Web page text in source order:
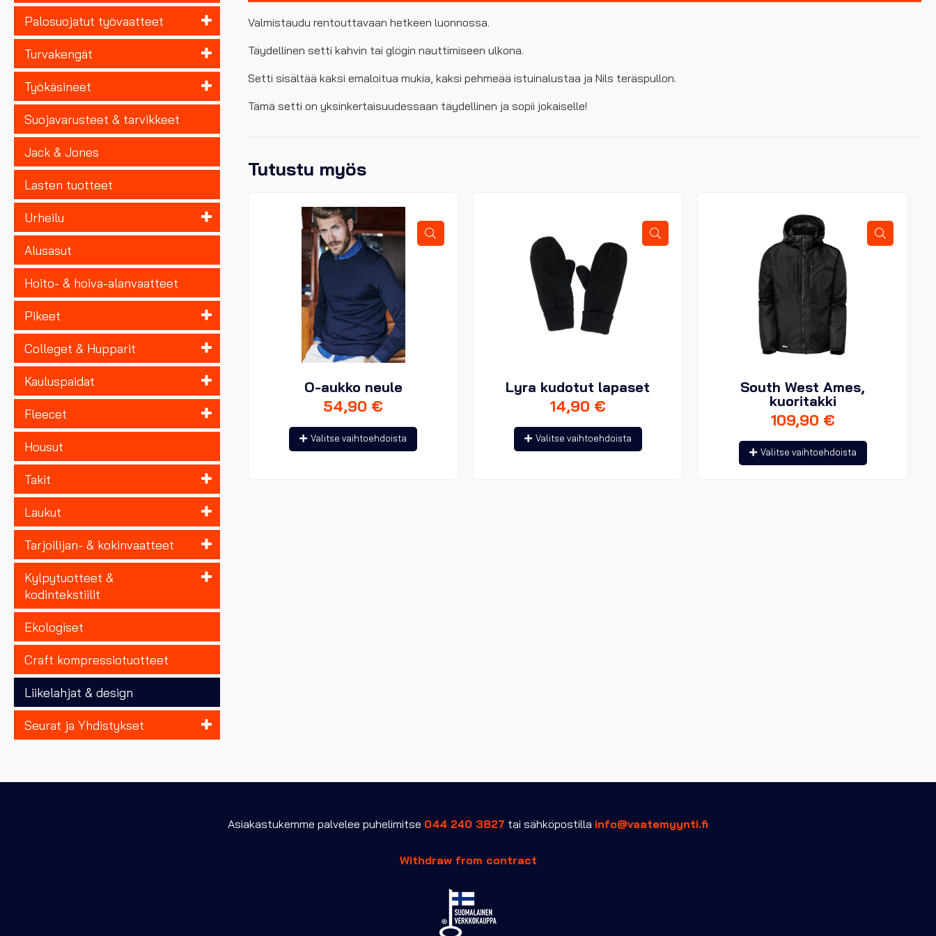
Palosuojatut työvaatteet
Turvakengät
Työkäsineet
Suojavarusteet & tarvikkeet
Jack & Jones
Lasten tuotteet
Urheilu
Alusasut
Hoito- & hoiva-alanvaatteet
Pikeet
Colleget & Hupparit
Kauluspaidat
Fleecet
Housut
Takit
Laukut
Tarjoilijan- & kokinvaatteet
Kylpytuotteet &
kodintekstiilit
Ekologiset
Craft kompressiotuotteet
Liikelahjat & design
Seurat ja Yhdistykset
Valmistaudu rentouttavaan hetkeen luonnossa.
Täydellinen setti kahvin tai glögin nauttimiseen ulkona.
Setti sisältää kaksi emaloitua mukia, kaksi pehmeää istuinalustaa ja Nils teräspullon.
Tämä setti on yksinkertaisuudessaan täydellinen ja sopii jokaiselle!
Tutustu myös
O-aukko neule
54,90 €
Valitse vaihtoehdoista
Tällä
tuotteella
Lyra kudotut lapaset
14,90 €
Valitse vaihtoehdoista
Tällä
tuotteella
South West Ames,
kuoritakki
109,90 €
Valitse vaihtoehdoista
Tällä
tuotteella
Asiakastukemme palvelee puhelimitse 044 240 3827 tai sähköpostilla info@vaatemyynti.fi
Withdraw from contract